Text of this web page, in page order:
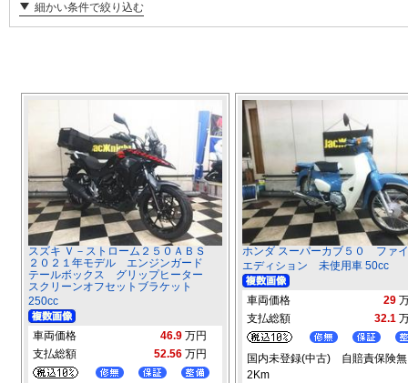
細かい条件で絞り込む
スズキ Ｖ－ストローム２５０ＡＢＳ
２０２１年モデル エンジンガード
テールボックス グリップヒーター
スクリーンオフセットブラケット
250cc
車両価格 46.9 万円
支払総額
52.56 万円
ホンダ スーパーカブ５０ ファ
エディション 未使用車 50cc
車両価格 29
支払総額
32.1
国内未登録(中古) 自賠責保険
2Km